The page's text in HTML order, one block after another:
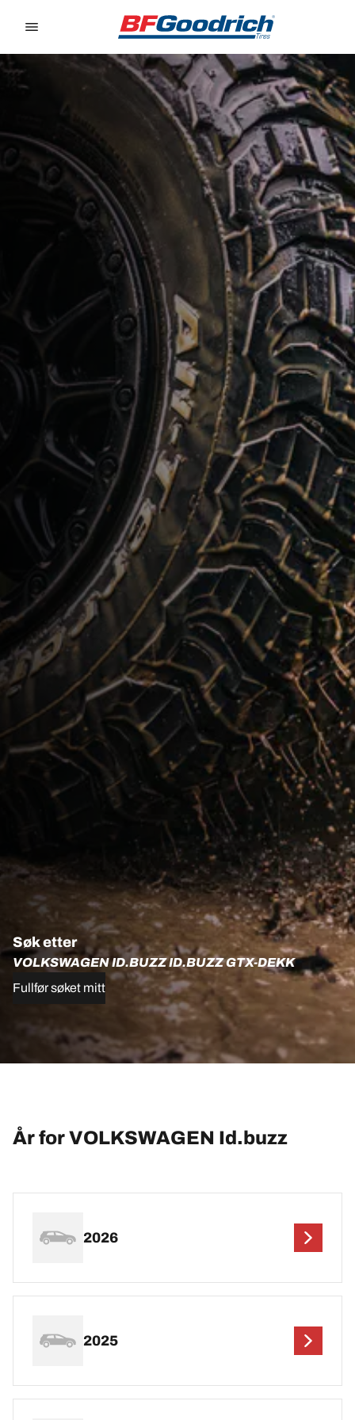
Søk etter
VOLKSWAGEN ID.BUZZ ID.BUZZ GTX-DEKK
Fullfør søket mitt
År for VOLKSWAGEN Id.buzz
2026
2025